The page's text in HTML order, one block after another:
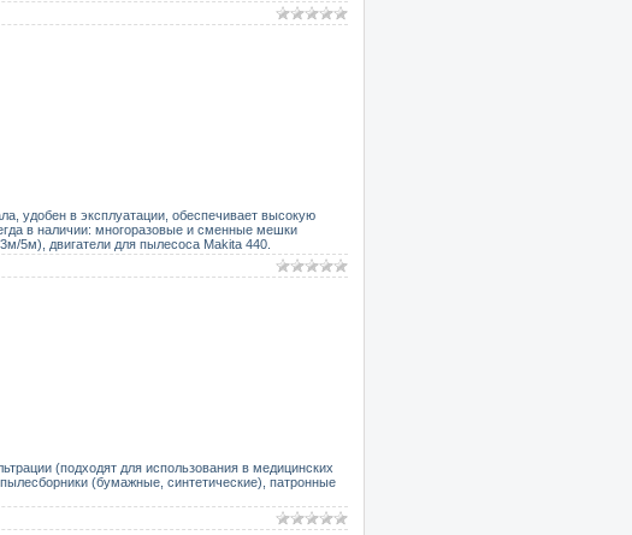
удобен в эксплуатации, обеспечивает высокую
в наличии: многоразовые и сменные мешки
5м), двигатели для пылесоса Makita 440.
(подходят для использования в медицинских
(бумажные, синтетические), патронные